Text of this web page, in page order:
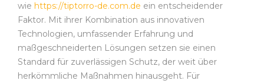
wie https://tiptorro-de.com.de ein entscheidender
Faktor. Mit ihrer Kombination aus innovativen
Technologien, umfassender Erfahrung und
maßgeschneiderten Lösungen setzen sie einen
Standard für zuverlässigen Schutz, der weit über
herkömmliche Maßnahmen hinausgeht. Für